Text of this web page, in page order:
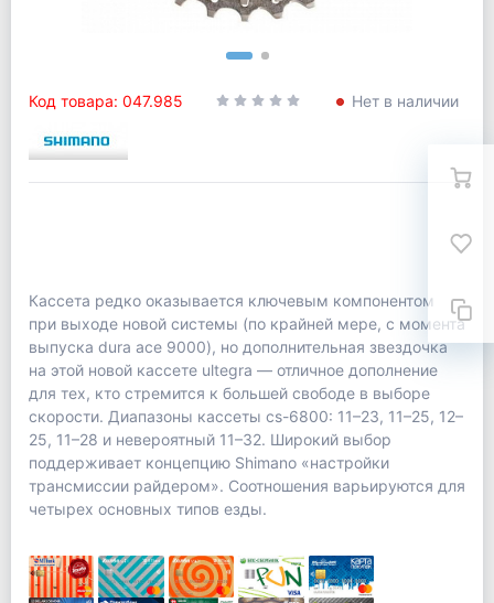
Код товара: 047.985 Нет в наличии
Кассета редко оказывается ключевым компонентом
при выходе новой системы (по крайней мере, с момента
выпуска dura ace 9000), но дополнительная звездочка
на этой новой кассете ultegra — отличное дополнение
для тех, кто стремится к большей свободе в выборе
скорости. Диапазоны кассеты cs-6800: 11–23, 11–25, 12–
25, 11–28 и невероятный 11–32. Широкий выбор
поддерживает концепцию Shimano «настройки
трансмиссии райдером». Соотношения варьируются для
четырех основных типов езды.